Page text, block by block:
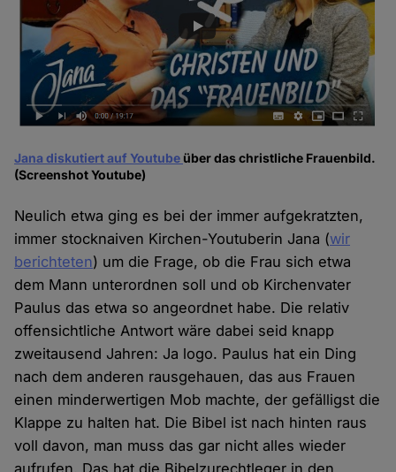
Jana diskutiert auf Youtube über das christliche Frauenbild.
(Screenshot Youtube)
Neulich etwa ging es bei der immer aufgekratzten,
immer stocknaiven Kirchen-Youtuberin Jana (wir
berichteten) um die Frage, ob die Frau sich etwa
dem Mann unterordnen soll und ob Kirchenvater
Paulus das etwa so angeordnet habe. Die relativ
offensichtliche Antwort wäre dabei seid knapp
zweitausend Jahren: Ja logo. Paulus hat ein Ding
nach dem anderen rausgehauen, das aus Frauen
einen minderwertigen Mob machte, der gefälligst die
Klappe zu halten hat. Die Bibel ist nach hinten raus
voll davon, man muss das gar nicht alles wieder